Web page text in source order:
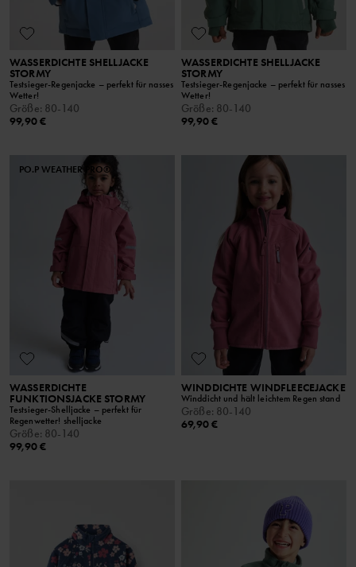
WASSERDICHTE SHELLJACKE
STORMY
Testsieger-Regenjacke – perfekt für nasses
Wetter!
Größe: 80-140
99,90 €
WASSERDICHTE SHELLJACKE
STORMY
Testsieger-Regenjacke – perfekt für nasses
Wetter!
Größe: 80-140
99,90 €
PO.P WEATHER PRO®
WASSERDICHTE
FUNKTIONSJACKE STORMY
Testsieger-Shelljacke – perfekt für
Regenwetter! shelljacke
Größe: 80-140
99,90 €
WINDDICHTE WINDFLEECEJACKE
Winddicht und hält leichtem Regen stand
Größe: 80-140
69,90 €